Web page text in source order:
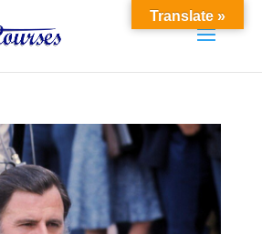
Translate »